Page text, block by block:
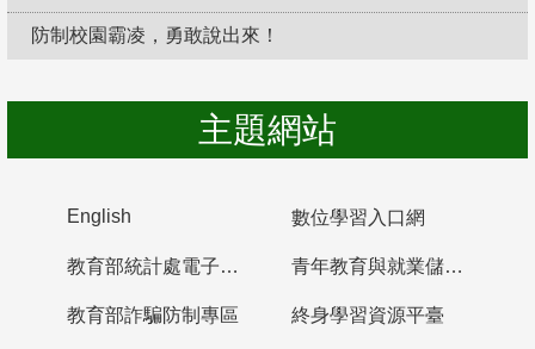
防制校園霸凌，勇敢說出來！
主題網站
English 數位學習入口網
教育部統計處電子書櫃 青年教育與就業儲蓄帳戶
教育部詐騙防制專區 終身學習資源平臺